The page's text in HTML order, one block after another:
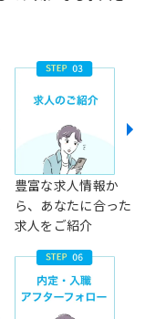
豊富な求人情報か
ら、あなたに合った
求人をご紹介